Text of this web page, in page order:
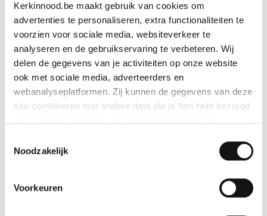
Kerkinnood.be maakt gebruik van cookies om
advertenties te personaliseren, extra functionaliteiten te
voorzien voor sociale media, websiteverkeer te
analyseren en de gebruikservaring te verbeteren. Wij
delen de gegevens van je activiteiten op onze website
ook met sociale media, adverteerders en
webanalyseplatformen. Zij kunnen de gegevens van deze
site combineren met andere data die je hen hebt bezorgd
Indien je dat toestaat, kunnen wij of onze partners onder
Informatie verzamelen over je geografische locatie
Noodzakelijk
Voorkeuren
Geschenk anschauen